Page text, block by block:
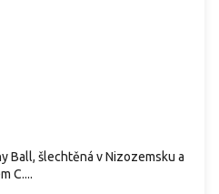
Ball, šlechtěná v Nizozemsku a
C....